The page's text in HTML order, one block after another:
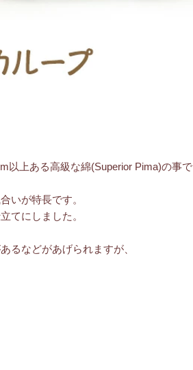
以上ある高級な綿(Superior Pima)の事で
いが特長です。
てにしました。
るなどがあげられますが、